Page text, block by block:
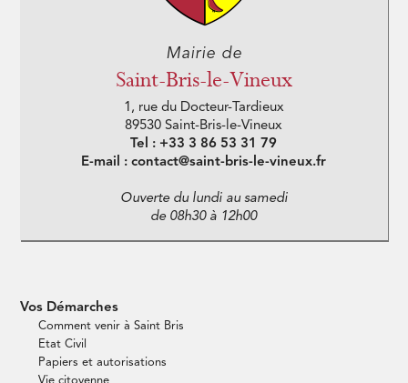
Mairie de
Saint-Bris-le-Vineux
1, rue du Docteur-Tardieux
89530 Saint-Bris-le-Vineux
Tel : +33 3 86 53 31 79
E-mail : contact@saint-bris-le-vineux.fr
Ouverte du lundi au samedi
de 08h30 à 12h00
Vos Démarches
Comment venir à Saint Bris
Etat Civil
Papiers et autorisations